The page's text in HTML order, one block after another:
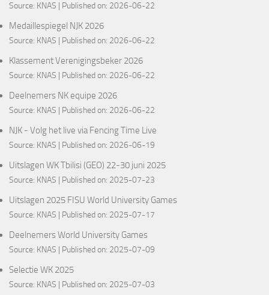
Source: KNAS Published on: 2026-06-22
Medaillespiegel NJK 2026
Source: KNAS Published on: 2026-06-22
Klassement Verenigingsbeker 2026
Source: KNAS Published on: 2026-06-22
Deelnemers NK equipe 2026
Source: KNAS Published on: 2026-06-22
NJK - Volg het live via Fencing Time Live
Source: KNAS Published on: 2026-06-19
Uitslagen WK Tbilisi (GEO) 22-30 juni 2025
Source: KNAS Published on: 2025-07-23
Uitslagen 2025 FISU World University Games
Source: KNAS Published on: 2025-07-17
Deelnemers World University Games
Source: KNAS Published on: 2025-07-09
Selectie WK 2025
Source: KNAS Published on: 2025-07-03